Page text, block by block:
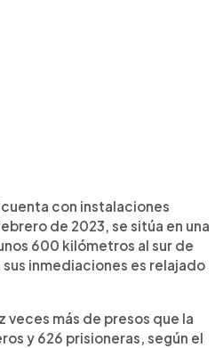
con instalaciones
de 2023, se sitúa en una
600 kilómetros al sur de
inmediaciones es relajado
más de presos que la
y 626 prisioneras, según el